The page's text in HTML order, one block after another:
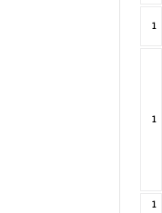
1
1
1